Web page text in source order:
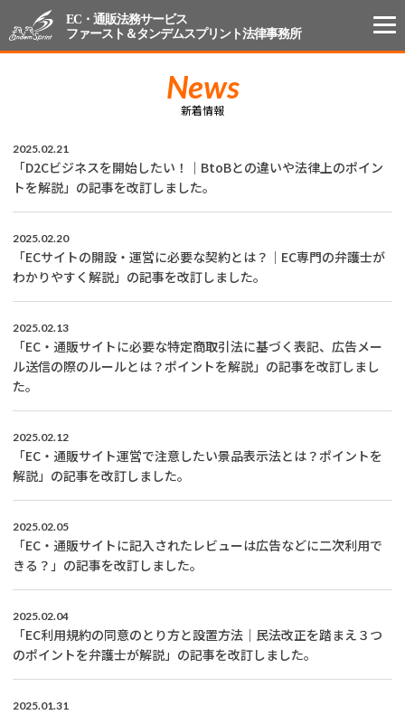
EC・通販法務サービス
ファースト＆タンデムスプリント法律事務所
News
新着情報
2025.02.21
「D2Cビジネスを開始したい！｜BtoBとの違いや法律上のポイン
トを解説」の記事を改訂しました。
2025.02.20
「ECサイトの開設・運営に必要な契約とは？｜EC専門の弁護士が
わかりやすく解説」の記事を改訂しました。
2025.02.13
「EC・通販サイトに必要な特定商取引法に基づく表記、広告メー
ル送信の際のルールとは？ポイントを解説」の記事を改訂しまし
た。
2025.02.12
「EC・通販サイト運営で注意したい景品表示法とは？ポイントを
解説」の記事を改訂しました。
2025.02.05
「EC・通販サイトに記入されたレビューは広告などに二次利用で
きる？」の記事を改訂しました。
2025.02.04
「EC利用規約の同意のとり方と設置方法｜民法改正を踏まえ３つ
のポイントを弁護士が解説」の記事を改訂しました。
2025.01.31